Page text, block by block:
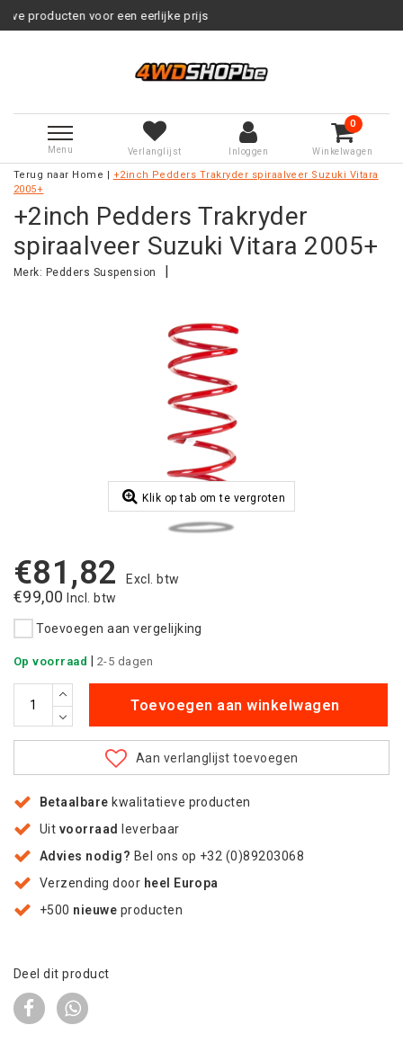
eerlijke prijs
Menu Verlanglijst Inloggen
0
Winkelwagen
Terug naar Home
+2inch Pedders Trakryder spiraalveer Suzuki Vitara
2005+
+2inch Pedders Trakryder
spiraalveer Suzuki Vitara 2005+
Merk: Pedders Suspension
Klik op tab om te vergroten
€81,82 Excl. btw
€99,00 Incl. btw
Toevoegen aan vergelijking
Op voorraad 2-5 dagen
Toevoegen aan winkelwagen
Aan verlanglijst toevoegen
Betaalbare kwalitatieve producten
Uit voorraad
leverbaar
Advies nodig? Bel ons op +32 (0)89203068
Verzending door heel Europa
+500 nieuwe producten
Deel dit product